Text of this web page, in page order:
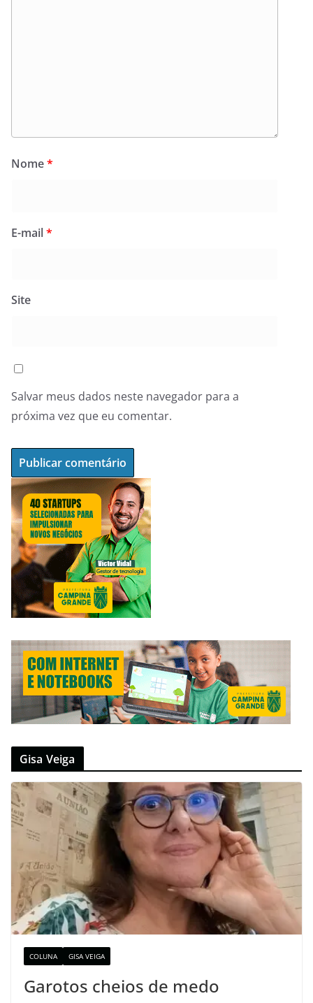
Nome*
E-mail*
Site
Salvar meus dados neste navegador para a
próxima vez que eu comentar.
Gisa Veiga
COLUNA GISA VEIGA
Garotos cheios de medo